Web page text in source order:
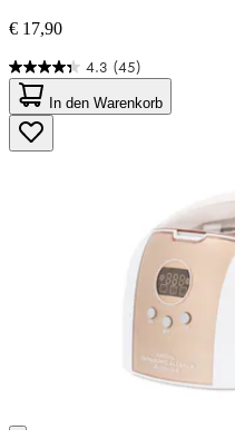
€ 17,90
4.3 (45)
4.3
von
5
Sternen.
45
In den Warenkorb